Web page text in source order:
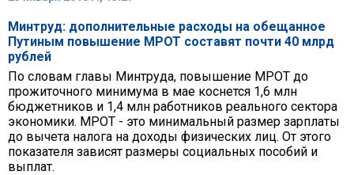
Минтруд: дополнительные расходы на обещанное
Путиным повышение МРОТ составят почти 40 млрд
рублей
По словам главы Минтруда, повышение МРОТ до
прожиточного минимума в мае коснется 1,6 млн
бюджетников и 1,4 млн работников реального сектора
экономики. МРОТ - это минимальный размер зарплаты
до вычета налога на доходы физических лиц. От этого
показателя зависят размеры социальных пособий и
выплат.